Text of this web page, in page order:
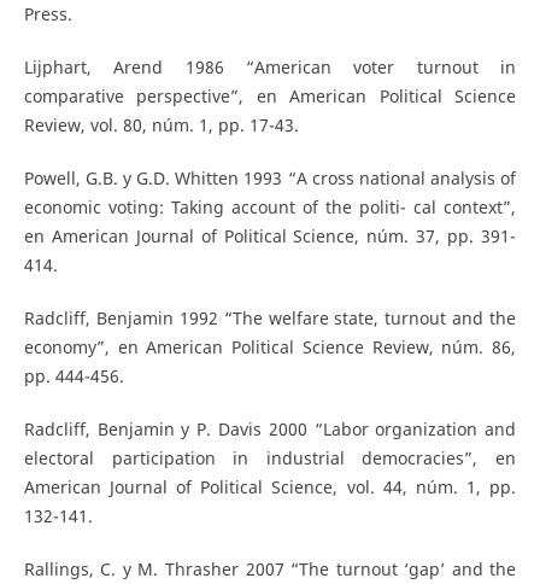
Press.
Lijphart, Arend 1986 “American voter turnout in
comparative perspective”, en American Political Science
Review, vol. 80, núm. 1, pp. 17-43.
Powell, G.B. y G.D. Whitten 1993 “A cross national analysis of
economic voting: Taking account of the politi- cal context”,
en American Journal of Political Science, núm. 37, pp. 391-
414.
Radcliff, Benjamin 1992 “The welfare state, turnout and the
economy”, en American Political Science Review, núm. 86,
pp. 444-456.
Radcliff, Benjamin y P. Davis 2000 “Labor organization and
electoral participation in industrial democracies”, en
American Journal of Political Science, vol. 44, núm. 1, pp.
132-141.
Rallings, C. y M. Thrasher 2007 “The turnout ‘gap’ and the